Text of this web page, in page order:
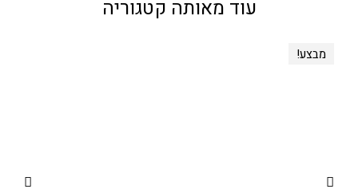
עוד מאותה קטגוריה
מבצע!